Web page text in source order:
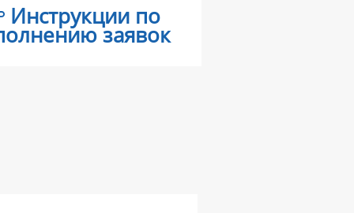
Инструкции по
заявок